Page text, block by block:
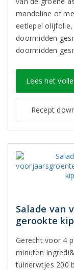
mandoline of
eetlepel
doormidden
doormidden
Lees het
Recept
Salade van
gerookte kip
Gerecht voor 4
minuten
tuinerwtjes 200